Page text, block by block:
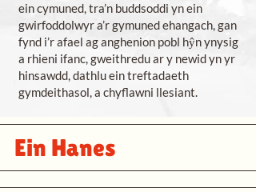
ein cymuned, tra’n buddsoddi yn ein
gwirfoddolwyr a’r gymuned ehangach, gan
fynd i’r afael ag anghenion pobl hŷn ynysig
a rhieni ifanc, gweithredu ar y newid yn yr
hinsawdd, dathlu ein treftadaeth
gymdeithasol, a chyflawni llesiant.
Ein Hanes